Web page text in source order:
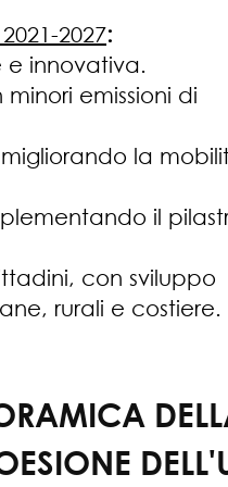
2027:
e innovativa.
emissioni di
la
il
con sviluppo
rurali e costiere.